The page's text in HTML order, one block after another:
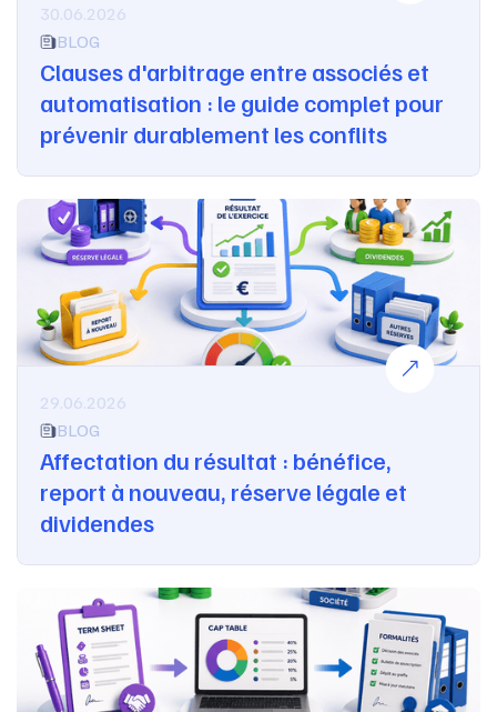
30.06.2026
BLOG
Clauses d'arbitrage entre associés et
automatisation : le guide complet pour
prévenir durablement les conflits
29.06.2026
BLOG
Affectation du résultat : bénéfice,
report à nouveau, réserve légale et
dividendes